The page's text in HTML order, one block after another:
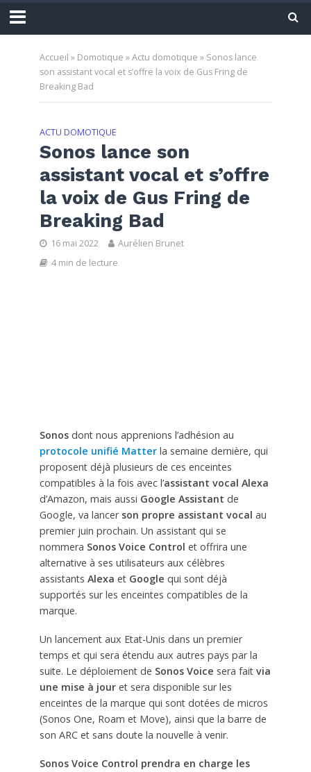
Accueil » Domotique »Actu domotique » Sonos lance
son assistant vocal et s’offre la voix de Gus Fring de
Breaking Bad
ACTU DOMOTIQUE
Sonos lance son
assistant vocal et s’offre
la voix de Gus Fring de
Breaking Bad
16 mai 2022
Aurélien Brunet
4 min de lecture
Sonos dont nous apprenions l’adhésion au
protocole unifié Matterla semaine dernière, qui
proposent déjà plusieurs de ces enceintes
compatibles à la fois avec l’assistant vocal Alexa
d’Amazon, mais aussi Google Assistant de
Google, va lancer son propre assistant vocal au
premier juin prochain. Un assistant qui se
nommera Sonos Voice Control et offrira une
alternative à ses utilisateurs aux célèbres
assistants Alexa et Google qui sont déjà
supportés sur les enceintes compatibles de la
marque.
Un lancement aux Etat-Unis dans un premier
temps et qui sera étendu aux autres pays par la
suite. Le déploiement de Sonos Voice sera fait via
une mise à jouret sera disponible sur les
enceintes de la marque qui sont dotées de micros
(Sonos One, Roam et Move), ainsi que la barre de
son ARC et sans doute la nouvelle à venir.
Sonos Voice Control prendra en charge les